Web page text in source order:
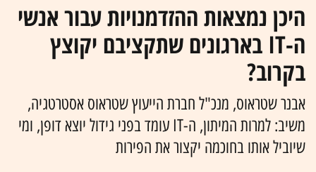
היכן נמצאות ההזדמנויות עבור אנשי
ה-IT בארגונים שתקציבם יקוצץ
בקרוב?
אבנר שטראוס, מנכ"ל חברת הייעוץ שטראוס אסטרטגיה,
משיב: למרות המיתון, ה-IT עומד בפני גידול יוצא דופן, ומי
שיוביל אותו בחוכמה יקצור את הפירות